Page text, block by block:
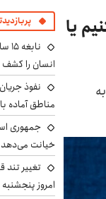
یا
انسان را
نفوذ
مناطق آماده
جمهوری
خیانت می‌دهد
تغییر تند
امروز پنجشنبه ۱۵ مرداد ۱۴۰۵ +جدول